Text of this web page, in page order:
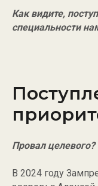
Как видите,
специальности
Провал целевого?
В 2024 году